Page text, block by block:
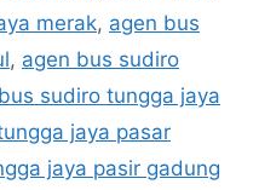
merak, agen bus
, agen bus sudiro
sudiro tungga jaya
jaya pasar
jaya pasir gadung